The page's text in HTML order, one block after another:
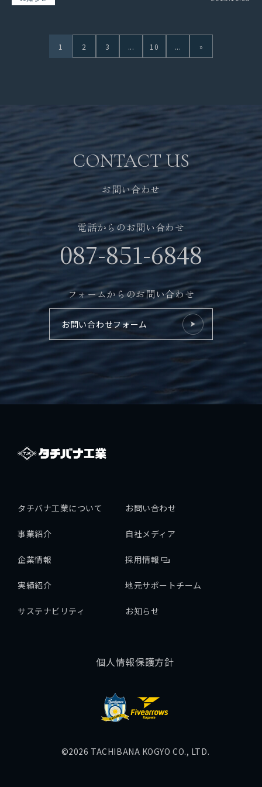
1 2 3 ... 10 ... »
CONTACT US
お問い合わせ
電話からのお問い合わせ
087-851-6848
フォームからのお問い合わせ
お問い合わせフォーム
個人情報保護方針
タチバナ工業について
事業紹介
企業情報
実績紹介
サステナビリティ
お問い合わせ
自社メディア
採用情報
地元サポートチーム
お知らせ
©2026 TACHIBANA KOGYO CO., LTD.